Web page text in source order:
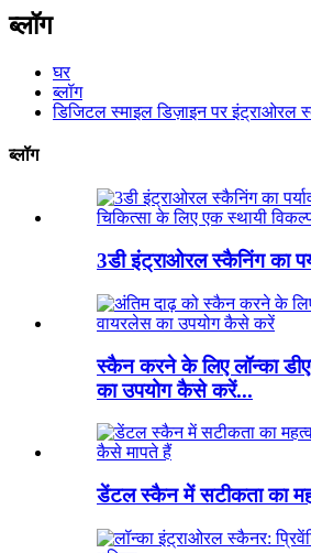
ब्लॉग
घर
ब्लॉग
डिजिटल स्माइल डिज़ाइन पर इंट्राओरल
ब्लॉग
3डी इंट्राओरल स्कैनिंग का
स्कैन करने के लिए लॉन्का
का उपयोग कैसे करें...
डेंटल स्कैन में सटीकता का